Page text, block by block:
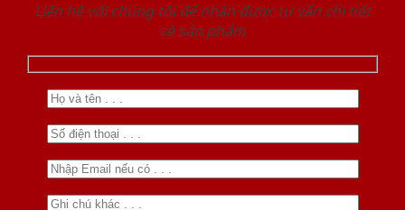
Liên hệ với chúng tôi để nhận được tư vấn chi tiết
về sản phẩm